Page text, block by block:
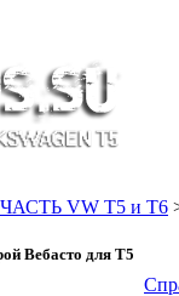
VW T5 и T6
Вебасто для Т5